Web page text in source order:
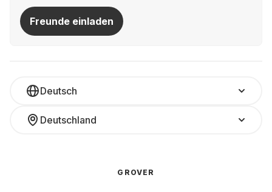
Freunde einladen
Deutsch
Deutschland
GROVER